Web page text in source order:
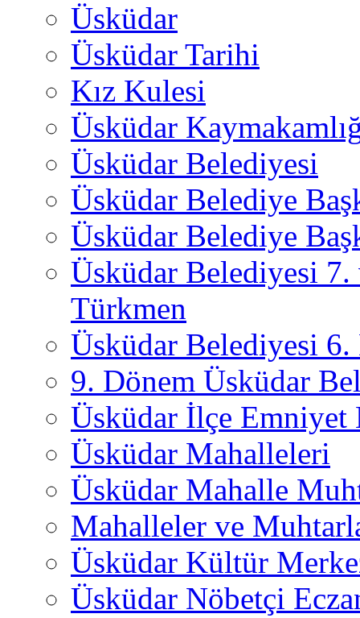
Üsküdar
Üsküdar Tarihi
Kız Kulesi
Üsküdar
Üsküdar Belediyesi
Üsküdar Belediye
Üsküdar Belediye
Üsküdar Belediyesi
Türkmen
Üsküdar Belediyesi 6.
9. Dönem Üsküdar
Üsküdar İlçe
Üsküdar Mahalleleri
Üsküdar Mahalle
Mahalleler ve
Üsküdar Kültür
Üsküdar Nöbetçi